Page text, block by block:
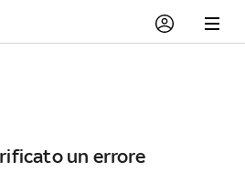
un errore